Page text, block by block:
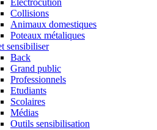
Electrocution
Collisions
Animaux domestiques
Poteaux métaliques
sensibiliser
Back
Grand public
Professionnels
Etudiants
Scolaires
Médias
Outils sensibilisation